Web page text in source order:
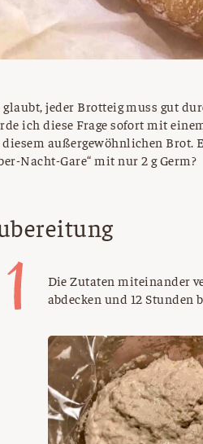
jeder Brotteig muss gut
ich diese Frage sofort mit
diesem außergewöhnlichen Brot.
Nacht-Gare“ mit nur 2 g Germ?
Die Zutaten miteinander
abdecken und 12